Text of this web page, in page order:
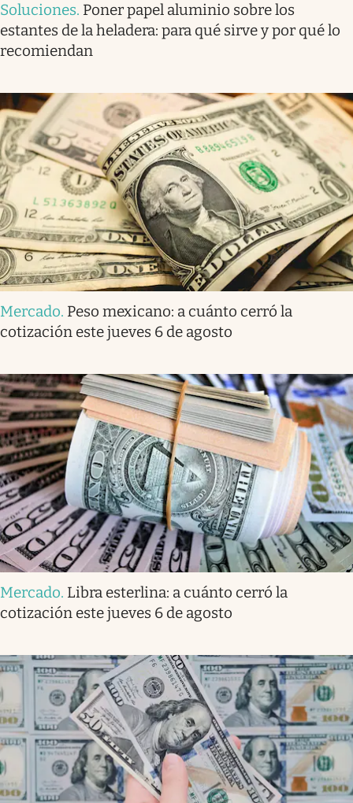
Soluciones. Poner papel aluminio sobre los
estantes de la heladera: para qué sirve y por qué lo
recomiendan
Mercado. Peso mexicano: a cuánto cerró la
cotización este jueves 6 de agosto
Mercado. Libra esterlina: a cuánto cerró la
cotización este jueves 6 de agosto